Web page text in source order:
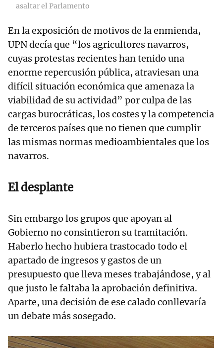
asaltar el Parlamento
En la exposición de motivos de la enmienda,
UPN decía que “los agricultores navarros,
cuyas protestas recientes han tenido una
enorme repercusión pública, atraviesan una
difícil situación económica que amenaza la
viabilidad de su actividad” por culpa de las
cargas burocráticas, los costes y la competencia
de terceros países que no tienen que cumplir
las mismas normas medioambientales que los
navarros.
El desplante
Sin embargo los grupos que apoyan al
Gobierno no consintieron su tramitación.
Haberlo hecho hubiera trastocado todo el
apartado de ingresos y gastos de un
presupuesto que lleva meses trabajándose, y al
que justo le faltaba la aprobación definitiva.
Aparte, una decisión de ese calado conllevaría
un debate más sosegado.